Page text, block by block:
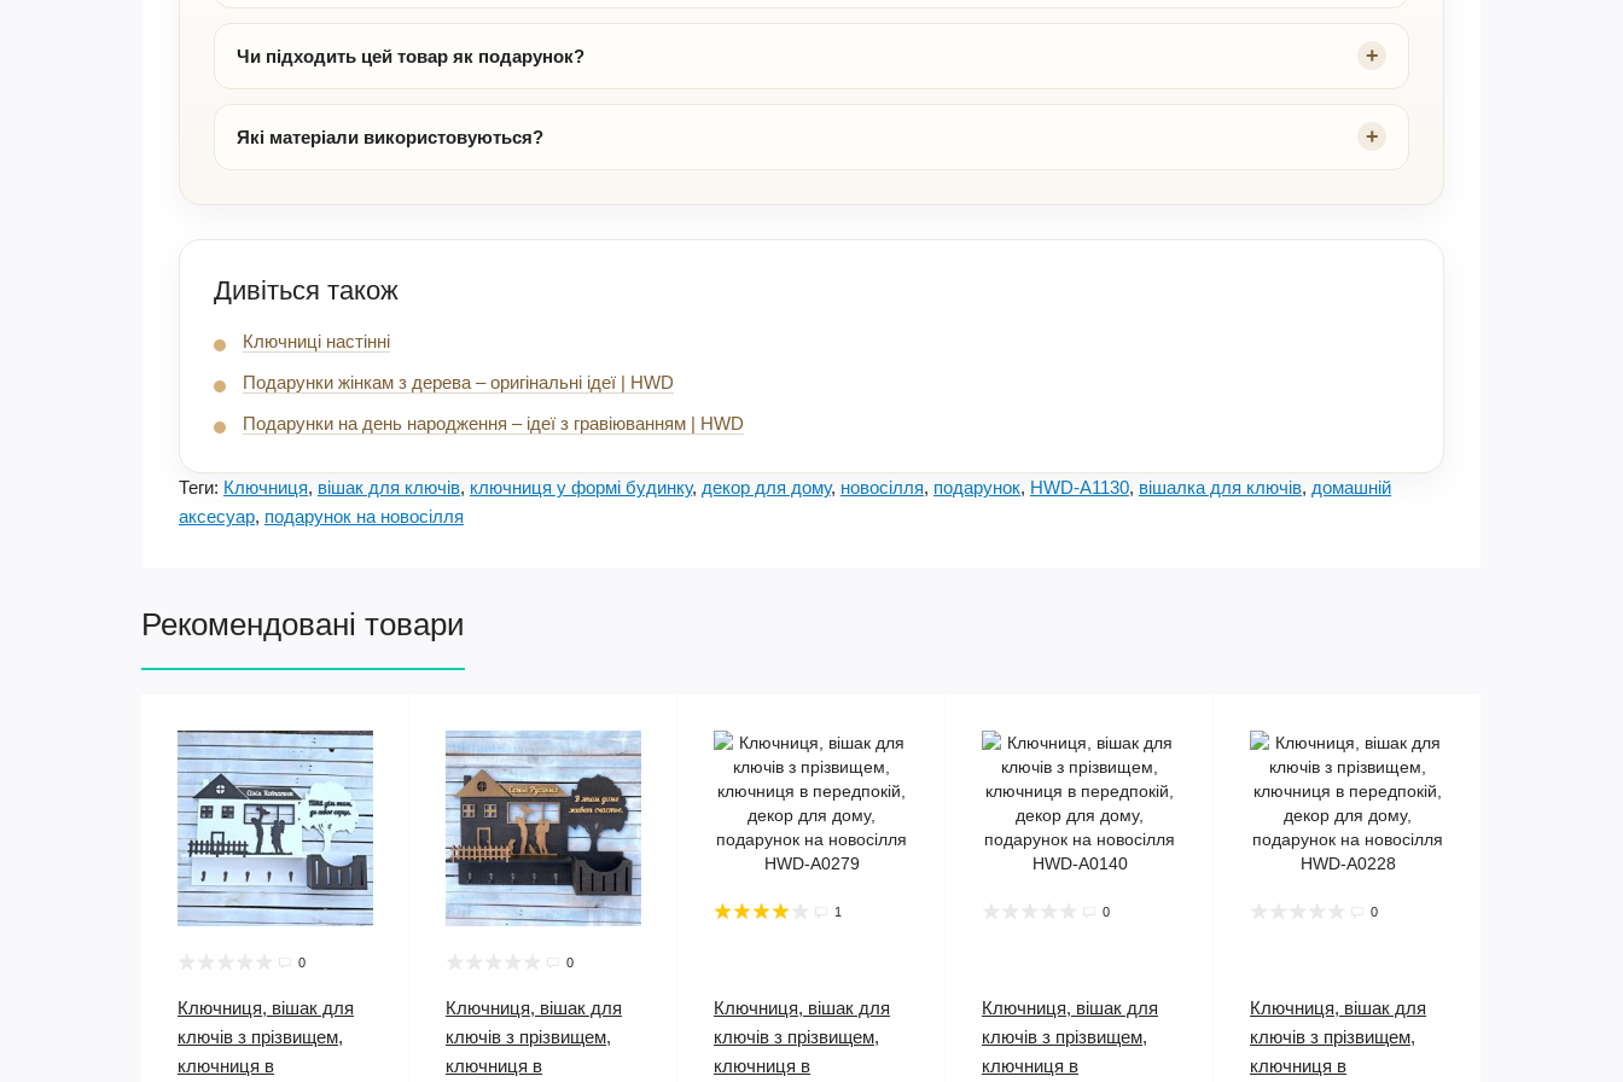
Чи підходить цей товар як подарунок?
Які матеріали використовуються?
Дивіться також
Ключниці настінні
Подарунки жінкам з дерева – оригінальні ідеї | HWD
Подарунки на день народження – ідеї з гравіюванням | HWD
Теги: Ключниця, вішак для ключів, ключниця у формі будинку, декор для дому, новосілля, подарунок, HWD-A1130, вішалка для ключів, домашній
аксесуар, подарунок на новосілля
Рекомендовані товари
0
Ключниця, вішак для
ключів з прізвищем,
ключниця в
0
Ключниця, вішак для
ключів з прізвищем,
ключниця в
1
Ключниця, вішак для
ключів з прізвищем,
ключниця в
0
Ключниця, вішак для
ключів з прізвищем,
ключниця в
0
Ключниця, вішак для
ключів з прізвищем,
ключниця в